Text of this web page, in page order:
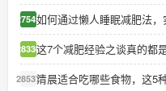
27549如何通过懒人睡眠减肥法，
28330这7个减肥经验之谈真的都
28537清晨适合吃哪些食物，这5